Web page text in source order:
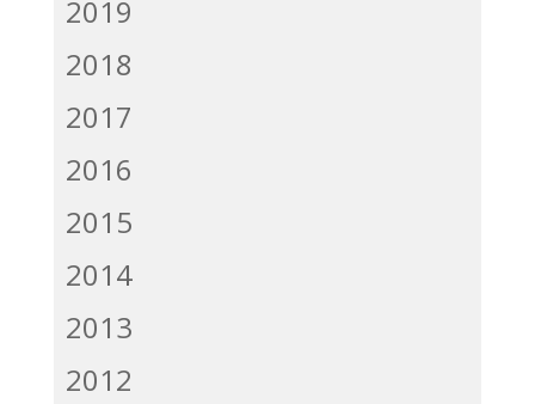
2019
2018
2017
2016
2015
2014
2013
2012